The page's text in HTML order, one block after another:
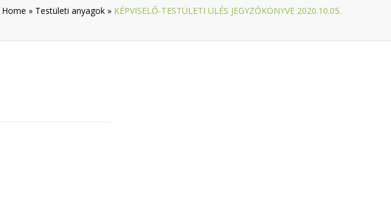
Home » Testületi anyagok » KÉPVISELŐ-TESTÜLETI ÜLÉS JEGYZŐKÖNYVE 2020.10.05.